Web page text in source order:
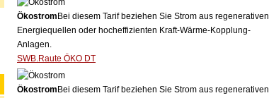
Ökostrom Bei diesem Tarif beziehen Sie Strom aus regenerativen
Energiequellen oder hocheffizienten Kraft-Wärme-Kopplung-
Anlagen.
SWB.Raute ÖKO DT
Ökostrom Bei diesem Tarif beziehen Sie Strom aus regenerativen